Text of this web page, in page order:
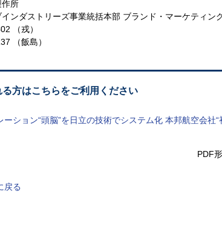
作所
インダストリーズ事業統括本部 ブランド・マーケティン
（戎）
（飯島）
る方はこちらをご利用ください
ーション“頭脳”を日立の技術でシステム化 本邦航空会
PDF
戻る